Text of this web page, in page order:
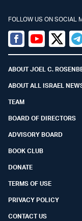
FOLLOW US ON SOCIAL
Facebook
YoutubeTwitter
ABOUT JOEL C.
ABOUT ALL ISRAEL
TEAM
BOARD OF DIRECTORS
ADVISORY BOARD
BOOK CLUB
DONATE
TERMS OF USE
PRIVACY POLICY
CONTACT US